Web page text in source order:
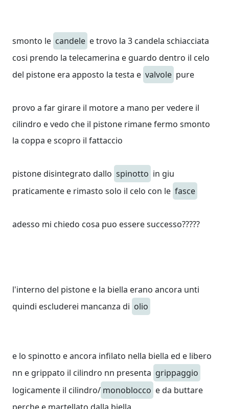
smonto le candele e trovo la 3 candela schiacciata
cosi prendo la telecamerina e guardo dentro il celo
del pistone era apposto la testa e valvole pure
provo a far girare il motore a mano per vedere il
cilindro e vedo che il pistone rimane fermo smonto
la coppa e scopro il fattaccio
pistone disintegrato dallo spinotto in giu
praticamente e rimasto solo il celo con le fasce
adesso mi chiedo cosa puo essere successo?????
l'interno del pistone e la biella erano ancora unti
quindi escluderei mancanza di olio
e lo spinotto e ancora infilato nella biella ed e libero
nn e grippato il cilindro nn presenta grippaggio
logicamente il cilindro/ monoblocco e da buttare